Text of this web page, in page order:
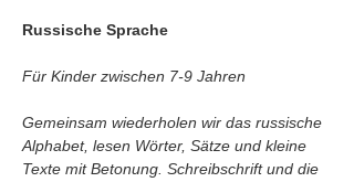
Russische Sprache
Für Kinder zwischen 7-9 Jahren
Gemeinsam wiederholen wir das russische
Alphabet, lesen Wörter, Sätze und kleine
Texte mit Betonung. Schreibschrift und die